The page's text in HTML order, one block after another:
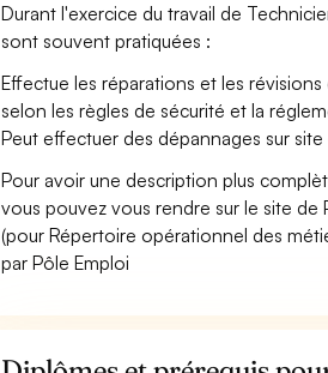
Durant l'exercice du travail de
sont souvent pratiquées :
Effectue les réparations et les
selon les règles de sécurité et la
Peut effectuer des dépannages sur
Pour avoir une description plus
vous pouvez vous rendre sur le site
(pour Répertoire opérationnel des
par Pôle Emploi